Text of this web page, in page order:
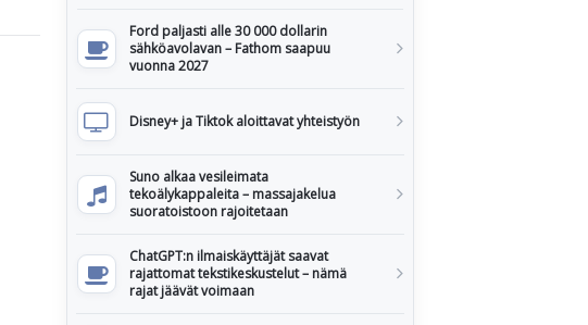
Ford paljasti alle 30 000 dollarin
sähköavolavan – Fathom saapuu
vuonna 2027
Disney+ ja Tiktok aloittavat yhteistyön
Suno alkaa vesileimata
tekoälykappaleita – massajakelua
suoratoistoon rajoitetaan
ChatGPT:n ilmaiskäyttäjät saavat
rajattomat tekstikeskustelut – nämä
rajat jäävät voimaan